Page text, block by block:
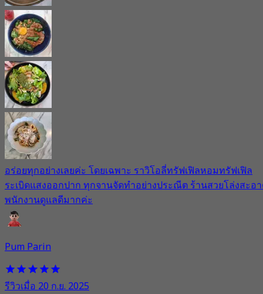
อร่อยทุกอย่างเลยค่ะ โดยเฉพาะ ราวิโอลี่ทรัฟเฟิลหอมทรัฟเฟิล
ระเบิดแสงออกปาก ทุกจานจัดทำอย่างประณีต ร้านสวยโล่งสะอ
พนักงานดูแลดีมากค่ะ
Pum Parin
รีวิวเมื่อ 20 ก.ย. 2025